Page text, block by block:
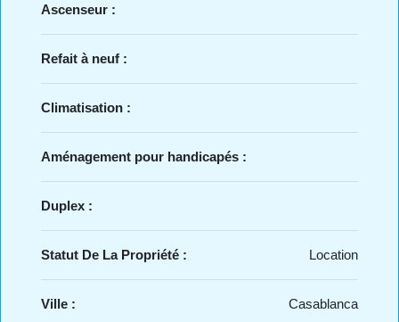
Ascenseur :
Refait à neuf :
Climatisation :
Aménagement pour handicapés :
Duplex :
Statut De La Propriété : Location
Ville : Casablanca